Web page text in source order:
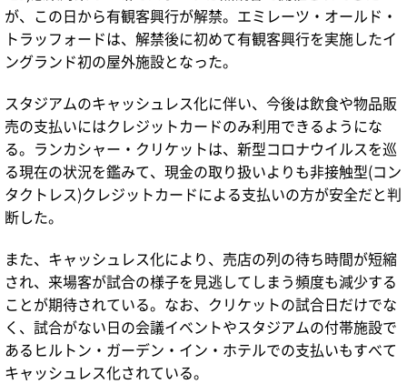
が、この日から有観客興行が解禁。エミレーツ・オールド・
トラッフォードは、解禁後に初めて有観客興行を実施したイ
ングランド初の屋外施設となった。
スタジアムのキャッシュレス化に伴い、今後は飲食や物品販
売の支払いにはクレジットカードのみ利用できるようにな
る。ランカシャー・クリケットは、新型コロナウイルスを巡
る現在の状況を鑑みて、現金の取り扱いよりも非接触型(コン
タクトレス)クレジットカードによる支払いの方が安全だと判
断した。
また、キャッシュレス化により、売店の列の待ち時間が短縮
され、来場客が試合の様子を見逃してしまう頻度も減少する
ことが期待されている。なお、クリケットの試合日だけでな
く、試合がない日の会議イベントやスタジアムの付帯施設で
あるヒルトン・ガーデン・イン・ホテルでの支払いもすべて
キャッシュレス化されている。